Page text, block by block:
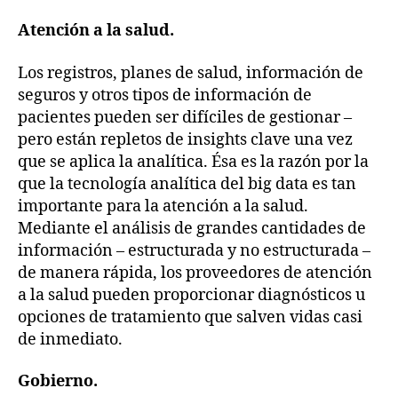
Atención a la salud.
Los registros, planes de salud, información de
seguros y otros tipos de información de
pacientes pueden ser difíciles de gestionar –
pero están repletos de insights clave una vez
que se aplica la analítica. Ésa es la razón por la
que la tecnología analítica del big data es tan
importante para la atención a la salud.
Mediante el análisis de grandes cantidades de
información – estructurada y no estructurada –
de manera rápida, los proveedores de atención
a la salud pueden proporcionar diagnósticos u
opciones de tratamiento que salven vidas casi
de inmediato.
Gobierno.